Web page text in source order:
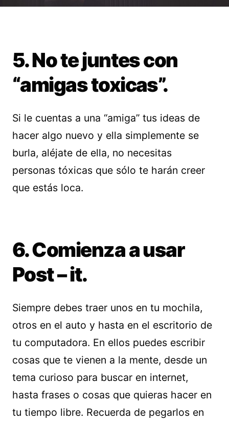
5. No te juntes con
“amigas toxicas”.
Si le cuentas a una “amiga” tus ideas de
hacer algo nuevo y ella simplemente se
burla, aléjate de ella, no necesitas
personas tóxicas que sólo te harán creer
que estás loca.
6. Comienza a usar
Post – it.
Siempre debes traer unos en tu mochila,
otros en el auto y hasta en el escritorio de
tu computadora. En ellos puedes escribir
cosas que te vienen a la mente, desde un
tema curioso para buscar en internet,
hasta frases o cosas que quieras hacer en
tu tiempo libre. Recuerda de pegarlos en